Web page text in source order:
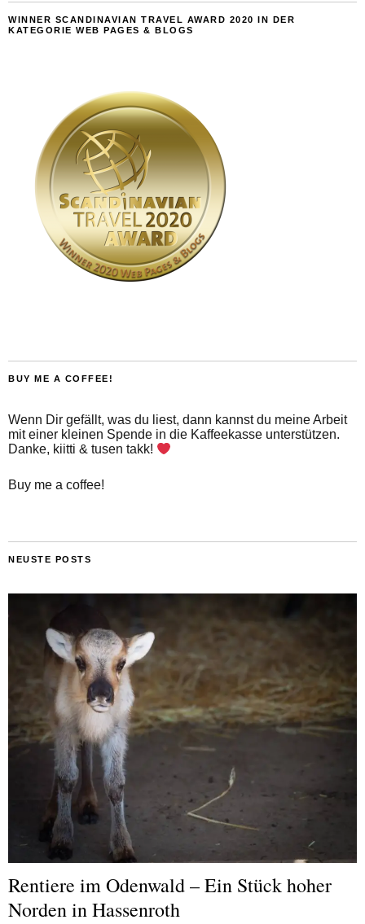
WINNER SCANDINAVIAN TRAVEL AWARD 2020 IN DER
KATEGORIE WEB PAGES & BLOGS
BUY ME A COFFEE!
Wenn Dir gefällt, was du liest, dann kannst du meine Arbeit
mit einer kleinen Spende in die Kaffeekasse unterstützen.
Danke, kiitti & tusen takk!
Buy me a coffee!
NEUSTE POSTS
Rentiere im Odenwald – Ein Stück hoher
Norden in Hassenroth